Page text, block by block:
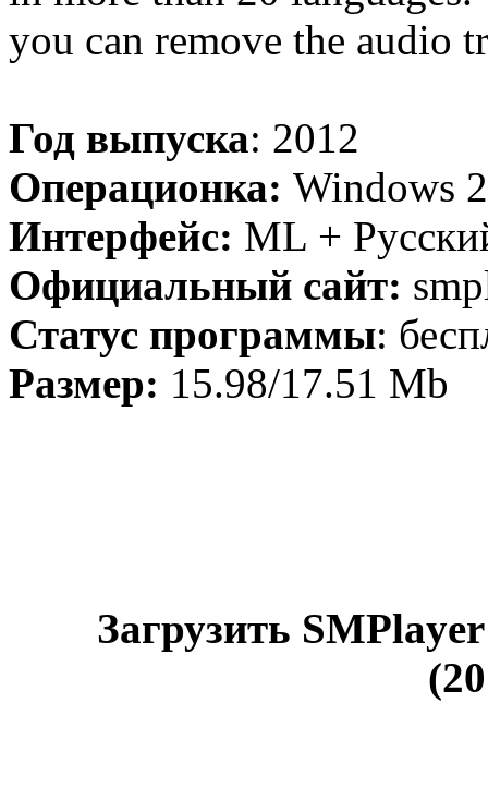
you can remove the audio
Год выпуска: 2012
Операционка: Windows
Интерфейс: ML +
Официальный сайт:
Статус программы:
Размер: 15.98/17.51 Mb
Загрузить